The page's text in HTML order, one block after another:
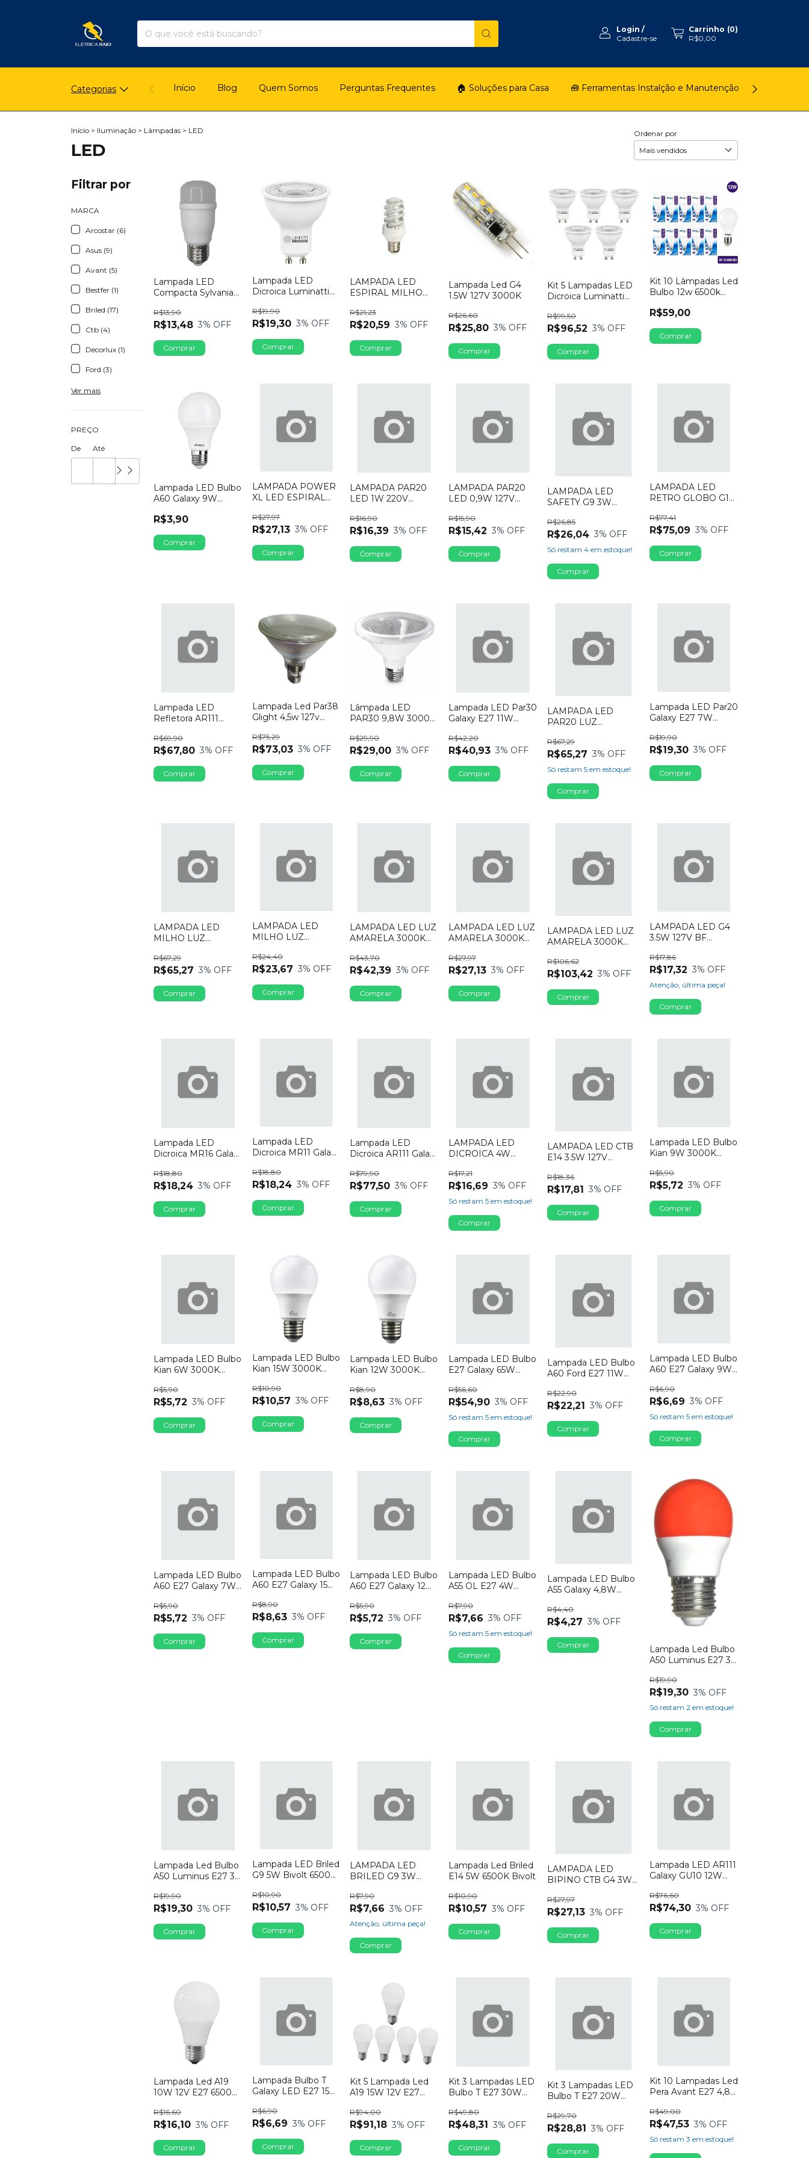
Login /
Cadastre-se
Carrinho (0)
R$0,00
Categorias Início Blog Quem Somos Perguntas Frequentes 🏠 Soluções para Casa 🧰 Ferramentas Instalção e Manutenção
Início > Iluminação > Lâmpadas > LED
LED
Ordenar por
Filtrar por
MARCA
Arcostar (6)
Asus (9)
Avant (5)
Bestfer (1)
Briled (17)
Ctb (4)
Decorlux (1)
Ford (3)
Ver mais
PREÇO
De Até
Lampada LED
Compacta Sylvania
6500K
R$13,48
R$13,90
3% OFF
Lampada LED
Dicroica Luminatti
2700K
R$19,30
R$19,90
3% OFF
LAMPADA LED
ESPIRAL MILHO
6500K
R$20,59
R$21,23
3% OFF
Lampada Led G4
1.5W 127V 3000K
R$25,80
R$26,60
3% OFF
Kit 5 Lampadas LED
Dicroica Luminatti
2700K
R$96,52
R$99,50
3% OFF
Kit 10 Lâmpadas Led
Bulbo 12w 6500k
R$59,00
Lampada LED Bulbo
A60 Galaxy 9W
R$3,90
LAMPADA POWER
XL LED ESPIRAL
R$27,13
R$27,97
3% OFF
LAMPADA PAR20
LED 1W 220V
R$16,39
R$16,90
3% OFF
LAMPADA PAR20
LED 0,9W 127V
R$15,42
R$15,90
3% OFF
LAMPADA LED
SAFETY G9 3W
R$26,04
R$26,85
3% OFF
Só restam 4 em estoque!
LAMPADA LED
RETRO GLOBO G125
2200K
R$75,09
R$77,41
3% OFF
Lampada LED
Refletora AR111
Bivolt 2700K
R$67,80
R$69,90
3% OFF
Lampada Led Par38
Glight 4,5w 127v
R$73,03
R$75,29
3% OFF
Lâmpada LED
PAR30 9,8W 3000K
Autovolt Spot
R$29,00
R$29,90
3% OFF
Lampada LED Par30
Galaxy E27 11W
Dimerizavel
R$40,93
R$42,20
3% OFF
LAMPADA LED
PAR20 LUZ
BLS AR70 CTB
R$65,27
R$67,29
3% OFF
Só restam 5 em estoque!
Lampada LED Par20
Galaxy E27 7W
R$19,30
R$19,90
3% OFF
LAMPADA LED
MILHO LUZ
36W E27 N53521
BRILED
R$65,27
R$67,29
3% OFF
LAMPADA LED
MILHO LUZ
4U 16W E27
BRILED
R$23,67
R$24,40
3% OFF
LAMPADA LED LUZ
AMARELA 3000K
110LED20F FORD
R$42,39
R$43,70
3% OFF
LAMPADA LED LUZ
AMARELA 3000K
R$27,13
R$27,97
3% OFF
LAMPADA LED LUZ
AMARELA 3000K
SYLVANIA
R$103,42
R$106,62
3% OFF
LAMPADA LED G4
3.5W 127V BF
R$17,32
R$17,86
3% OFF
Atenção, última peça!
Lampada LED
Dicroica MR16 Galaxy
6500K Dimerizavel
R$18,24
R$18,80
3% OFF
Lampada LED
Dicroica MR11 Galaxy
6500K Dimerizavel
R$18,24
R$18,80
3% OFF
Lampada LED
Dicroica AR111 Galaxy
6500K
R$77,50
R$79,90
3% OFF
LAMPADA LED
DICROICA 4W
SYFLAR
R$16,69
R$17,21
3% OFF
Só restam 5 em estoque!
LAMPADA LED CTB
E14 3.5W 127V
R$17,81
R$18,36
3% OFF
Lampada LED Bulbo
Kian 9W 3000K
R$5,72
R$5,90
3% OFF
Lampada LED Bulbo
Kian 6W 3000K
R$5,72
R$5,90
3% OFF
Lampada LED Bulbo
Kian 15W 3000K
R$10,57
R$10,90
3% OFF
Lampada LED Bulbo
Kian 12W 3000K
R$8,63
R$8,90
3% OFF
Lampada LED Bulbo
E27 Galaxy 65W
R$54,90
R$56,60
3% OFF
Só restam 5 em estoque!
Lampada LED Bulbo
A60 Ford E27 11W
R$22,21
R$22,90
3% OFF
Lampada LED Bulbo
A60 E27 Galaxy 9W
R$6,69
R$6,90
3% OFF
Só restam 5 em estoque!
Lampada LED Bulbo
A60 E27 Galaxy 7W
R$5,72
R$5,90
3% OFF
Lampada LED Bulbo
A60 E27 Galaxy 15W
R$8,63
R$8,90
3% OFF
Lampada LED Bulbo
A60 E27 Galaxy 12W
R$5,72
R$5,90
3% OFF
Lampada LED Bulbo
A55 OL E27 4W
R$7,66
R$7,90
3% OFF
Só restam 5 em estoque!
Lampada LED Bulbo
A55 Galaxy 4,8W
R$4,27
R$4,40
3% OFF
Lampada Led Bulbo
A50 Luminus E27 3w
R$19,30
R$19,90
3% OFF
Só restam 2 em estoque!
Lampada Led Bulbo
A50 Luminus E27 3w
R$19,30
R$19,90
3% OFF
Lampada LED Briled
G9 5W Bivolt 6500K
R$10,57
R$10,90
3% OFF
LAMPADA LED
BRILED G9 3W
R$7,66
R$7,90
3% OFF
Atenção, última peça!
Lampada Led Briled
E14 5W 6500K Bivolt
R$10,57
R$10,90
3% OFF
LAMPADA LED
BIPINO CTB G4 3W
QUENTE
R$27,13
R$27,97
3% OFF
Lampada LED AR111
Galaxy GU10 12W
Dimerizavel
R$74,30
R$76,60
3% OFF
Lampada Led A19
10W 12V E27 6500K
R$16,10
R$16,60
3% OFF
Lampada Bulbo T
Galaxy LED E27 15W
R$6,69
R$6,90
3% OFF
Kit 5 Lampada Led
A19 15W 12V E27
R$91,18
R$94,00
3% OFF
Kit 3 Lampadas LED
Bulbo T E27 30W
Branca
R$48,31
R$49,80
3% OFF
Kit 3 Lampadas LED
Bulbo T E27 20W
Branca
R$28,81
R$29,70
3% OFF
Kit 10 Lampadas Led
Pera Avant E27 4,8w
R$47,53
R$49,00
3% OFF
Só restam 3 em estoque!